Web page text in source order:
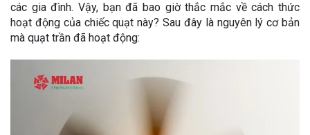
các gia đình. Vậy, bạn đã bao giờ thắc mắc về cách thức
hoạt động của chiếc quạt này? Sau đây là nguyên lý cơ bản
mà quạt trần đã hoạt động: